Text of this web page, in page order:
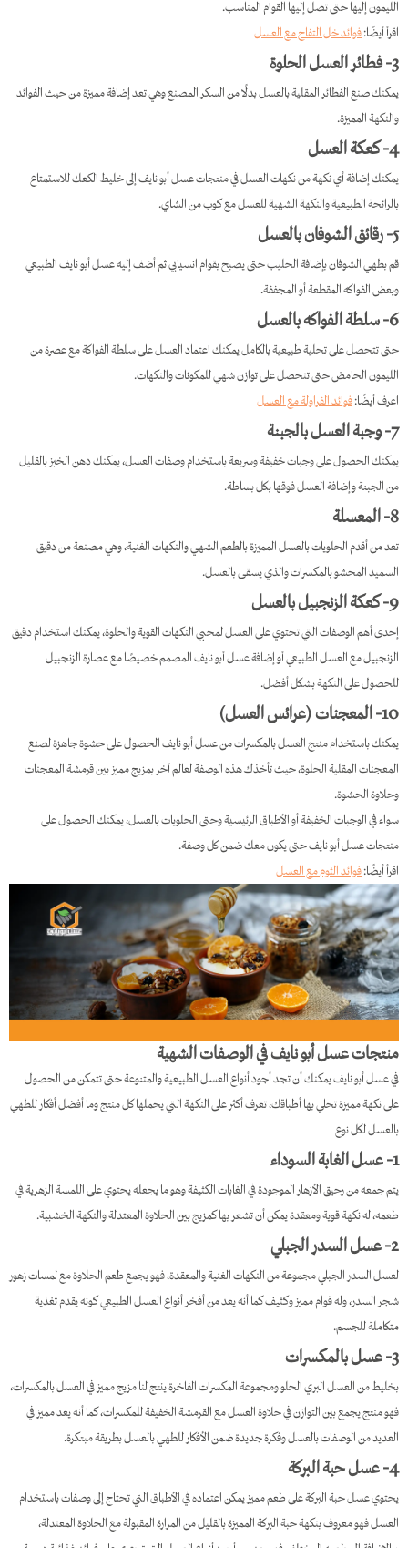
الليمون إليها حتى تصل إليها القوام المناسب.
اقرأ أيضًا:فوائد خل التفاح مع العسل
3- فطائر العسل الحلوة
يمكنك صنع الفطائر المقلية بالعسل بدلًا من السكر المصنع وهي تعد إضافة مميزة من حيث الفوائد
والنكهة المميزة.
4- كعكة العسل
يمكنك إضافة أي نكهة من نكهات العسل في منتجات عسل أبو نايف إلى خليط الكعك للاستمتاع
بالرائحة الطبيعية والنكهة الشهية للعسل مع كوب من الشاي.
5- رقائق الشوفان بالعسل
قم بطهي الشوفان بإضافة الحليب حتى يصبح بقوام انسيابي ثم أضف إليه عسل أبو نايف الطبيعي
وبعض الفواكه المقطعة أو المجففة.
6- سلطة الفواكه بالعسل
حتى تتحصل على تحلية طبيعية بالكامل يمكنك اعتماد العسل على سلطة الفواكة مع عصرة من
الليمون الحامض حتى تتحصل على توازن شهي للمكونات والنكهات.
اعرف أيضًا:فوائد الفراولة مع العسل
7- وجبة العسل بالجبنة
يمكنك الحصول على وجبات خفيفة وسريعة باستخدام وصفات العسل، يمكنك دهن الخبز بالقليل
من الجبنة وإضافة العسل فوقها بكل بساطة.
8- المعسلة
تعد من أقدم الحلويات بالعسل المميزة بالطعم الشهي والنكهات الغنية، وهي مصنعة من دقيق
السميد المحشو بالمكسرات والذي يسقى بالعسل.
9- كعكة الزنجبيل بالعسل
إحدى أهم الوصفات التي تحتوي على العسل لمحبي النكهات القوية والحلوة، يمكنك استخدام دقيق
الزنجبيل مع العسل الطبيعي أو إضافة عسل أبو نايف المصمم خصيصًا مع عصارة الزنجبيل
للحصول على النكهة بشكل أفضل.
10- المعجنات (عرائس العسل)
يمكنك باستخدام منتج العسل بالمكسرات من عسل أبو نايف الحصول على حشوة جاهزة لصنع
المعجنات المقلية الحلوة، حيث تأخذك هذه الوصفة لعالم آخر بمزيج مميز بين قرمشة المعجنات
وحلاوة الحشوة.
سواء في الوجبات الخفيفة أو الأطباق الرئيسية وحتى الحلويات بالعسل، يمكنك الحصول على
منتجات عسل أبو نايف حتى يكون معك ضمن كل وصفة.
اقرأ أيضًا:فوائد الثوم مع العسل
منتجات عسل أبو نايف في الوصفات الشهية
في عسل أبو نايف يمكنك أن تجد أجود أنواع العسل الطبيعية والمتنوعة حتى تتمكن من الحصول
على نكهة مميزة تحلي بها أطباقك، تعرف أكثر على النكهة التي يحملها كل منتج وما أفضل أفكار للطهي
بالعسل لكل نوع
1- عسل الغابة السوداء
يتم جمعه من رحيق الأزهار الموجودة في الغابات الكثيفة وهو ما يجعله يحتوي على اللمسة الزهرية في
طعمه، له نكهة قوية ومعقدة يمكن أن تشعر بها كمزيج بين الحلاوة المعتدلة والنكهة الخشبية.
2- عسل السدر الجبلي
لعسل السدر الجبلي مجموعة من النكهات الغنية والمعقدة، فهو يجمع طعم الحلاوة مع لمسات زهور
شجر السدر، وله قوام مميز وكثيف كما أنه يعد من أفخر أنواع العسل الطبيعي كونه يقدم تغذية
متكاملة للجسم.
3- عسل بالمكسرات
بخليط من العسل البري الحلو ومجموعة المكسرات الفاخرة ينتج لنا مزيج مميز في العسل بالمكسرات،
فهو منتج يجمع بين التوازن في حلاوة العسل مع القرمشة الخفيفة للمكسرات، كما أنه يعد مميز في
العديد من الوصفات بالعسل وفكرة جديدة ضمن الأفكار للطهي بالعسل بطريقة مبتكرة.
4- عسل حبة البركة
يحتوي عسل حبة البركة على طعم مميز يمكن اعتماده في الأطباق التي تحتاج إلى وصفات باستخدام
العسل فهو معروف بنكهة حبة البركة المميزة بالقليل من المرارة المقبولة مع الحلاوة المعتدلة،